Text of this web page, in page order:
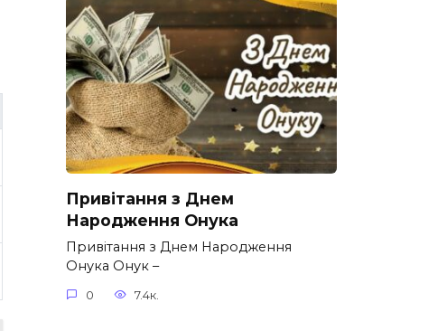
Привітання з Днем
Народження Онука
Привітання з Днем Народження
Онука Онук –
0 7.4к.